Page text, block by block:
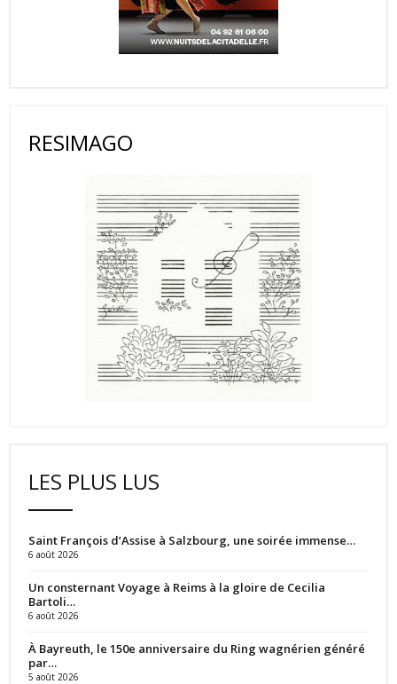
RESIMAGO
LES PLUS LUS
Saint François d’Assise à Salzbourg, une soirée immense…
6 août 2026
Un consternant Voyage à Reims à la gloire de Cecilia
Bartoli…
6 août 2026
À Bayreuth, le 150e anniversaire du Ring wagnérien généré
par…
5 août 2026